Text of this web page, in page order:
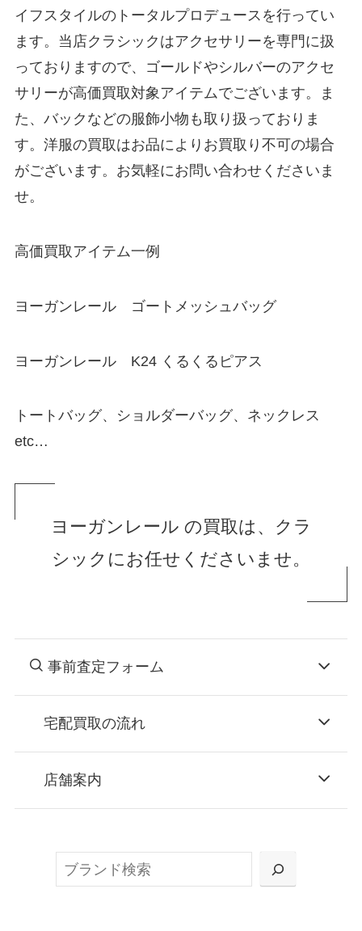
イフスタイルのトータルプロデュースを行ってい
ます。当店クラシックはアクセサリーを専門に扱
っておりますので、ゴールドやシルバーのアクセ
サリーが高価買取対象アイテムでございます。ま
た、バックなどの服飾小物も取り扱っておりま
す。洋服の買取はお品によりお買取り不可の場合
がございます。お気軽にお問い合わせくださいま
せ。
高価買取アイテム一例
ヨーガンレール ゴートメッシュバッグ
ヨーガンレール K24 くるくるピアス
トートバッグ、ショルダーバッグ、ネックレス
etc…
ヨーガンレール の買取は、クラ
シックにお任せくださいませ。
事前査定フォーム
宅配買取の流れ
お申込み
または梱包材不要の「集荷申込」からお選び
店舗案内